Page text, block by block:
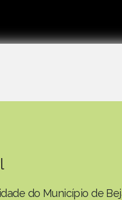
do Município de